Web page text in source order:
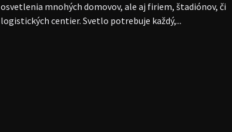
osvetlenia mnohých domovov, ale aj firiem, štadiónov, či
logistických centier. Svetlo potrebuje každý,...